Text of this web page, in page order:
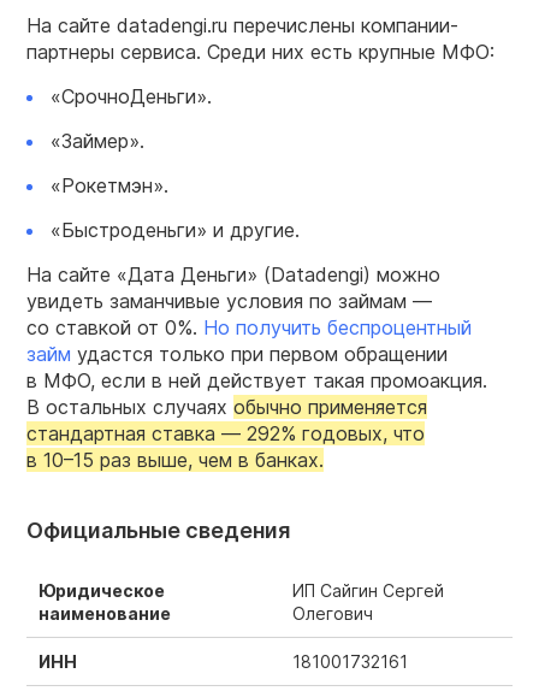
На сайте datadengi.ru перечислены компании-
партнеры сервиса. Среди них есть крупные МФО:
«СрочноДеньги».
«Займер».
«Рокетмэн».
«Быстроденьги» и другие.
На сайте «Дата Деньги» (Datadengi) можно
увидеть заманчивые условия по займам —
со ставкой от 0%. Но получить беспроцентный
займ удастся только при первом обращении
в МФО, если в ней действует такая промоакция.
В остальных случаях обычно применяется
стандартная ставка — 292% годовых, что
в 10–15 раз выше, чем в банках.
Официальные сведения
Юридическое
наименование
ИП Сайгин Сергей
Олегович
ИНН 181001732161